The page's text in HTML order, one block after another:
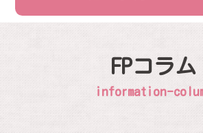
FPコラム
information-